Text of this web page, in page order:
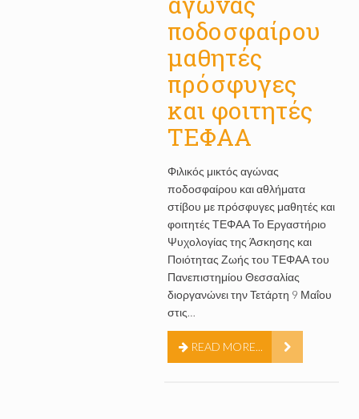
ποδοσφαίρου
μαθητές
πρόσφυγες
και φοιτητές
ΤΕΦΑΑ
Φιλικός μικτός αγώνας
ποδοσφαίρου και αθλήματα
στίβου με πρόσφυγες μαθητές και
φοιτητές ΤΕΦΑΑ Το Εργαστήριο
Ψυχολογίας της Άσκησης και
Ποιότητας Ζωής του ΤΕΦΑΑ του
Πανεπιστημίου Θεσσαλίας
διοργανώνει την Τετάρτη 9 Μαΐου
στις…
READ MORE...